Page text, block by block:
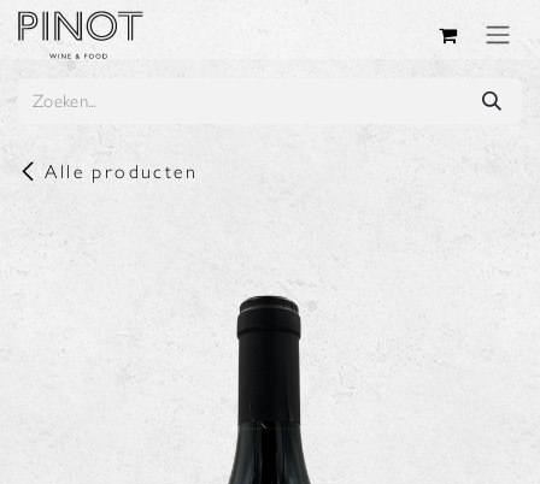
Overslaan naar inhoud
Alle producten